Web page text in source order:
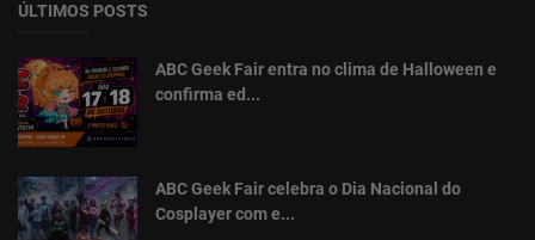
ÚLTIMOS POSTS
ABC Geek Fair entra no clima de Halloween e
confirma ed...
ABC Geek Fair celebra o Dia Nacional do
Cosplayer com e...